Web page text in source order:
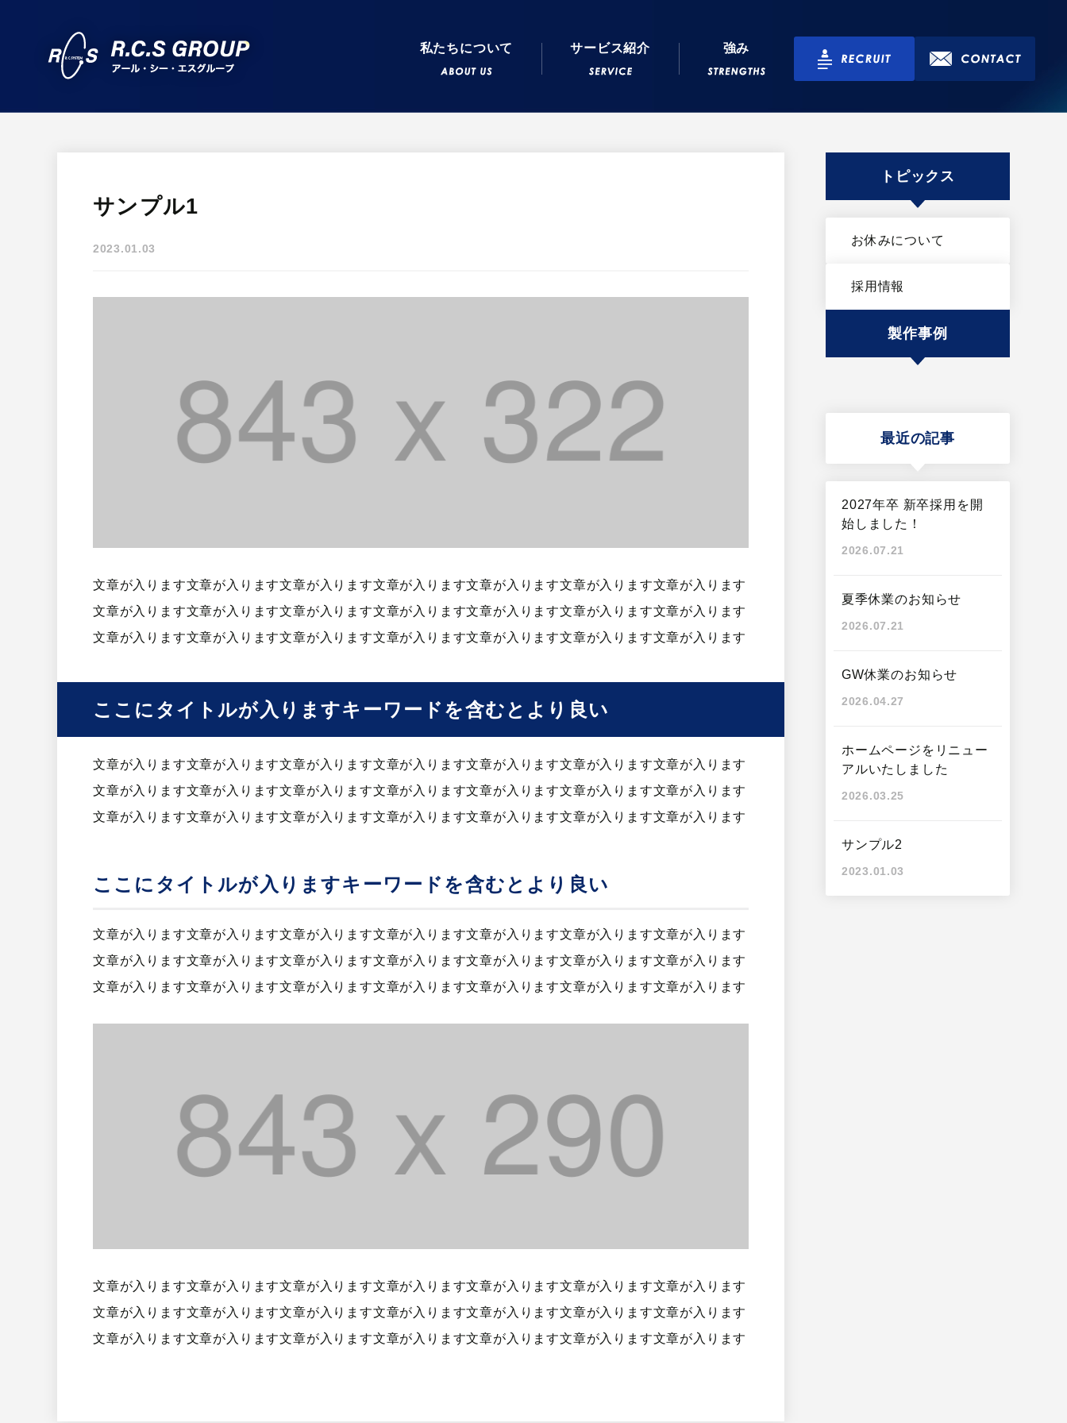
私たちについて サービス紹介 強み
サンプル1
2023.01.03
文章が入ります文章が入ります文章が入ります文章が入ります文章が入ります文章が入ります文章が入ります
文章が入ります文章が入ります文章が入ります文章が入ります文章が入ります文章が入ります文章が入ります
文章が入ります文章が入ります文章が入ります文章が入ります文章が入ります文章が入ります文章が入ります
ここにタイトルが入りますキーワードを含むとより良い
文章が入ります文章が入ります文章が入ります文章が入ります文章が入ります文章が入ります文章が入ります
文章が入ります文章が入ります文章が入ります文章が入ります文章が入ります文章が入ります文章が入ります
文章が入ります文章が入ります文章が入ります文章が入ります文章が入ります文章が入ります文章が入ります
ここにタイトルが入りますキーワードを含むとより良い
文章が入ります文章が入ります文章が入ります文章が入ります文章が入ります文章が入ります文章が入ります
文章が入ります文章が入ります文章が入ります文章が入ります文章が入ります文章が入ります文章が入ります
文章が入ります文章が入ります文章が入ります文章が入ります文章が入ります文章が入ります文章が入ります
文章が入ります文章が入ります文章が入ります文章が入ります文章が入ります文章が入ります文章が入ります
文章が入ります文章が入ります文章が入ります文章が入ります文章が入ります文章が入ります文章が入ります
文章が入ります文章が入ります文章が入ります文章が入ります文章が入ります文章が入ります文章が入ります
トピックス
お休みについて
採用情報
製作事例
最近の記事
2027年卒 新卒採用を開
始しました！
2026.07.21
夏季休業のお知らせ
2026.07.21
GW休業のお知らせ
2026.04.27
ホームページをリニュー
アルいたしました
2026.03.25
サンプル2
2023.01.03